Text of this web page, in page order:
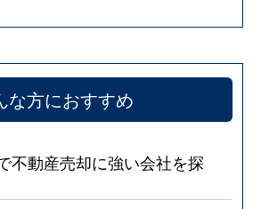
な方におすすめ
不動産売却に強い会社を探